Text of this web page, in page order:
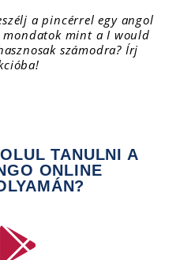
a pincérrel egy angol
mondatok mint a I would
számodra? Írj
TANULNI A
ONLINE